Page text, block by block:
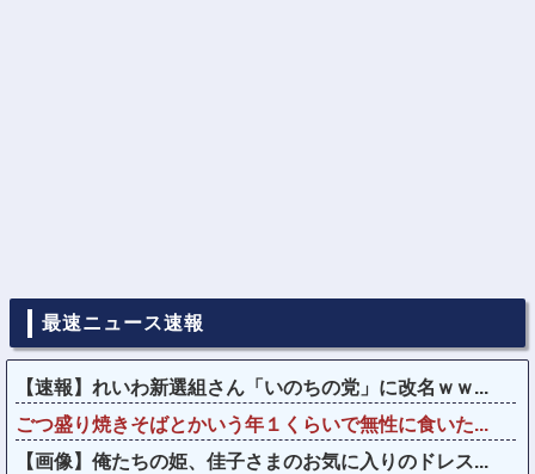
最速ニュース速報
【速報】れいわ新選組さん「いのちの党」に改名ｗｗ...
ごつ盛り焼きそばとかいう年１くらいで無性に食いた...
【画像】俺たちの姫、佳子さまのお気に入りのドレス...